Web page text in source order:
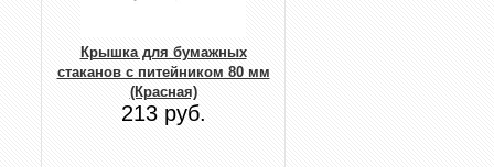
Крышка для бумажных
стаканов с питейником 80 мм
(Красная)
213 руб.